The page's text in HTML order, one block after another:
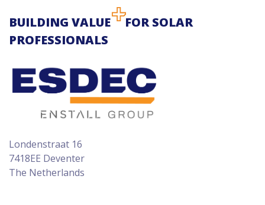
BUILDING VALUE
FOR SOLAR
PROFESSIONALS
Londenstraat 16
7418EE Deventer
The Netherlands